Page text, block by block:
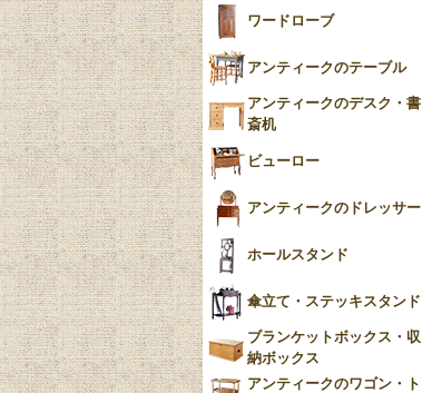
クリノリン
ワードローブ
アンティークのテーブル
アンティークのデスク・書
斎机
ビューロー
アンティークのドレッサー
ホールスタンド
傘立て・ステッキスタンド
ブランケットボックス・収
納ボックス
アンティークのワゴン・ト